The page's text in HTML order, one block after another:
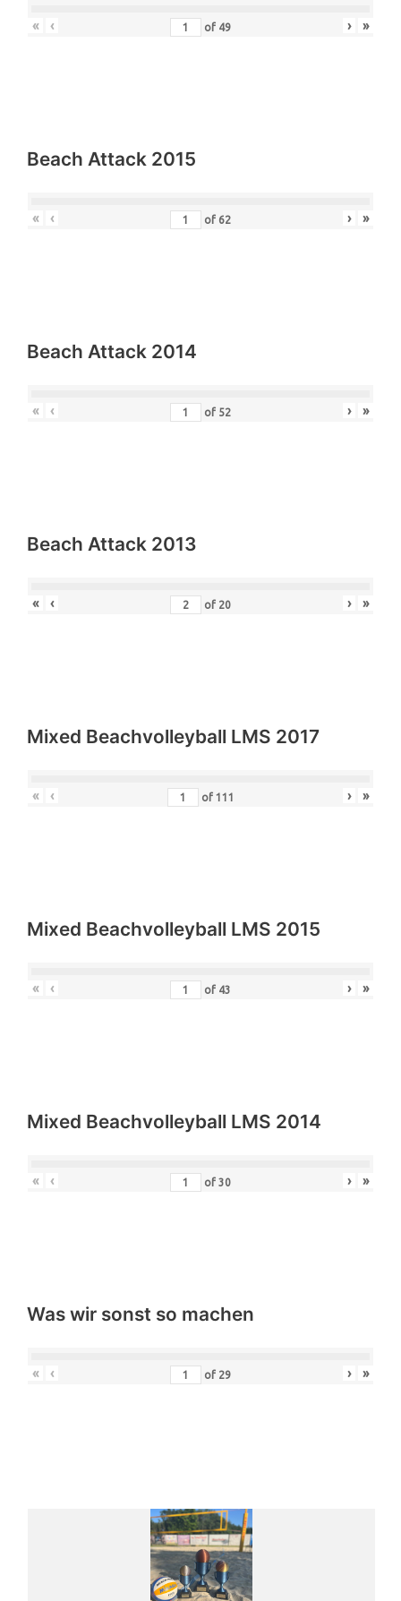
« ‹ of 49 › »
Beach Attack 2015
« ‹ of 62 › »
Beach Attack 2014
« ‹ of 52 › »
Beach Attack 2013
« ‹ of 20 › »
Mixed Beachvolleyball LMS 2017
« ‹ of 111 › »
Mixed Beachvolleyball LMS 2015
« ‹ of 43 › »
Mixed Beachvolleyball LMS 2014
« ‹ of 30 › »
Was wir sonst so machen
« ‹ of 29 › »